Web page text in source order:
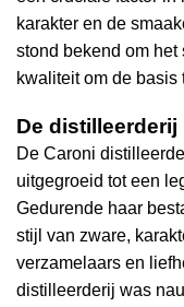
karakter en de
stond bekend om
kwaliteit om de
De distilleerderij
De Caroni
uitgegroeid tot een
Gedurende haar
stijl van zware,
verzamelaars en
distilleerderij was